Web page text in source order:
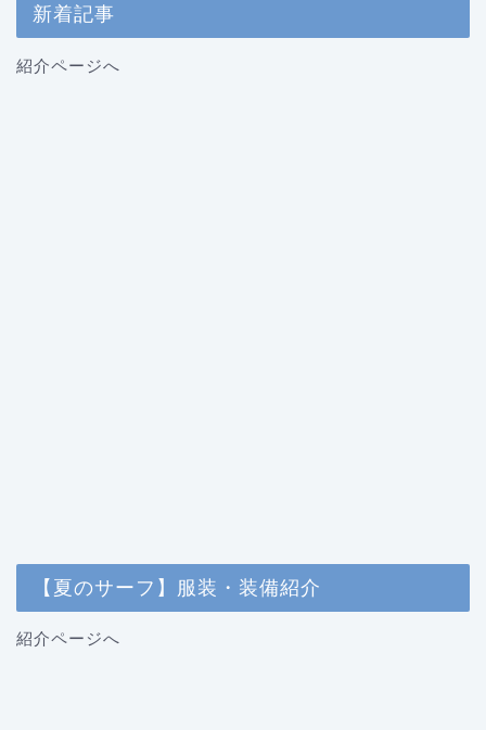
新着記事
紹介ページへ
【夏のサーフ】服装・装備紹介
紹介ページへ